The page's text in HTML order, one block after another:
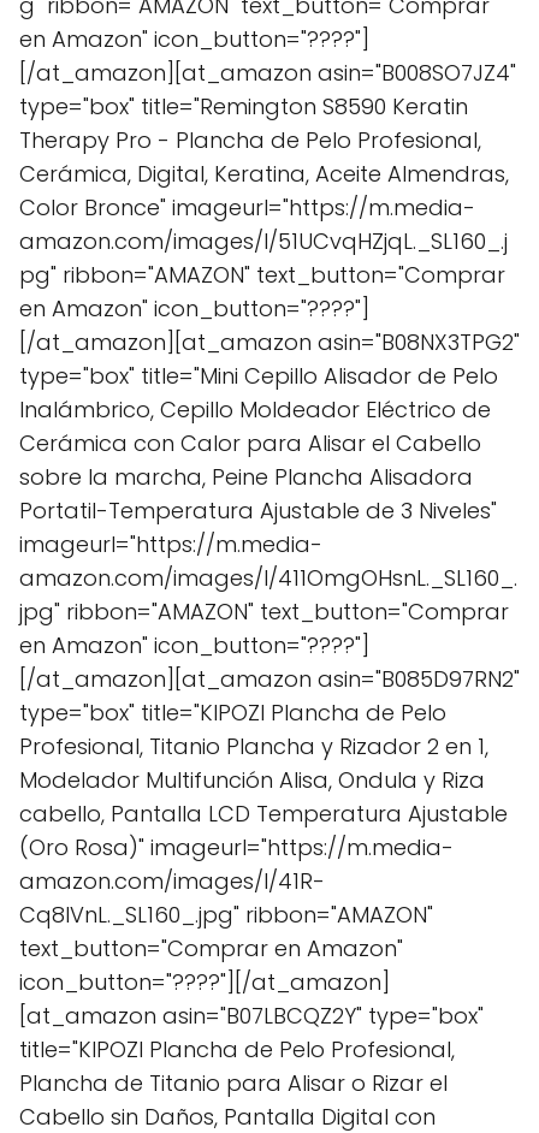
en Amazon" icon_button="????"]
[/at_amazon][at_amazon asin="B008SO7JZ4"
type="box" title="Remington S8590 Keratin
Therapy Pro - Plancha de Pelo Profesional,
Cerámica, Digital, Keratina, Aceite Almendras,
Color Bronce" imageurl="https://m.media-
amazon.com/images/I/51UCvqHZjqL._SL160_.j
pg" ribbon="AMAZON" text_button="Comprar
en Amazon" icon_button="????"]
[/at_amazon][at_amazon asin="B08NX3TPG2"
type="box" title="Mini Cepillo Alisador de Pelo
Inalámbrico, Cepillo Moldeador Eléctrico de
Cerámica con Calor para Alisar el Cabello
sobre la marcha, Peine Plancha Alisadora
Portatil-Temperatura Ajustable de 3 Niveles"
imageurl="https://m.media-
amazon.com/images/I/411OmgOHsnL._SL160_.
jpg" ribbon="AMAZON" text_button="Comprar
en Amazon" icon_button="????"]
[/at_amazon][at_amazon asin="B085D97RN2"
type="box" title="KIPOZI Plancha de Pelo
Profesional, Titanio Plancha y Rizador 2 en 1,
Modelador Multifunción Alisa, Ondula y Riza
cabello, Pantalla LCD Temperatura Ajustable
(Oro Rosa)" imageurl="https://m.media-
amazon.com/images/I/41R-
Cq8IVnL._SL160_.jpg" ribbon="AMAZON"
text_button="Comprar en Amazon"
icon_button="????"][/at_amazon]
[at_amazon asin="B07LBCQZ2Y" type="box"
title="KIPOZI Plancha de Pelo Profesional,
Plancha de Titanio para Alisar o Rizar el
Cabello sin Daños, Pantalla Digital con